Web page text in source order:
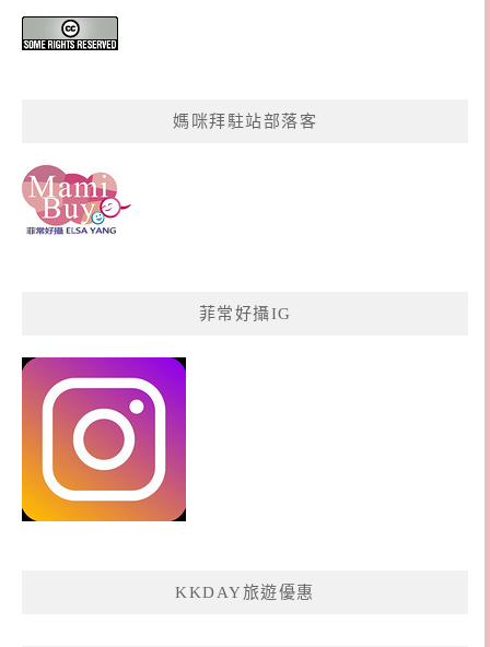
媽咪拜駐站部落客
菲常好攝IG
KKDAY旅遊優惠